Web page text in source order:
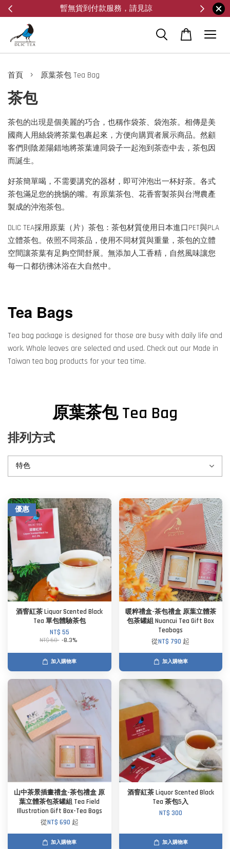
暫無貨到付款服務，請見諒
首頁 › 原葉茶包 Tea Bag
茶包
茶包的出現是個美麗的巧合，也稱作袋茶、袋泡茶。相傳是美
國商人用絲袋將茶葉包裹起來，方便向購買者展示商品。然顧
客們則陰差陽錯地將茶葉連同袋子一起泡到茶壺中去，茶包因
而誕生。
好茶簡單喝，不需要講究的器材，即可沖泡出一杯好茶。各式
茶包滿足您的挑惕的嘴。有原葉茶包、花香窨製茶與台灣農產
製成的沖泡茶包。
DLIC TEA採用原葉（片）茶包：茶包材質使用日本進口PET與PLA
立體茶包。依照不同茶品，使用不同材質與重量，茶包的立體
空間讓茶葉有足夠空間舒展。無添加人工香精，自然風味讓您
每一口都彷彿沐浴在大自然中。
Tea Bags
Tea bag package is designed for those are busy with daily life and
work. Whole leaves are selected and used. Check out our Made in
Taiwan tea bag products for your tea time.
原葉茶包 Tea Bag
排列方式
優惠
酒窨紅茶 Liquor Scented Black
Tea 單包體驗茶包
NT$ 55
NT$ 60 -8.3%
加入購物車
暖粹禮盒-茶包禮盒 原葉立體茶
包茶罐組 Nuancui Tea Gift Box
Teabags
從NT$ 790 起
加入購物車
山中茶景插畫禮盒-茶包禮盒 原
葉立體茶包茶罐組 Tea Field
Illustration Gift Box-Tea Bags
從NT$ 690 起
加入購物車
酒窨紅茶 Liquor Scented Black
Tea 茶包5入
NT$ 300
加入購物車